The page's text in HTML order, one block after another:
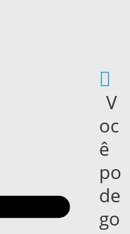
V
oc
ê
po
de
go